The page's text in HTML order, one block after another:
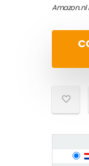
Amazon.nl